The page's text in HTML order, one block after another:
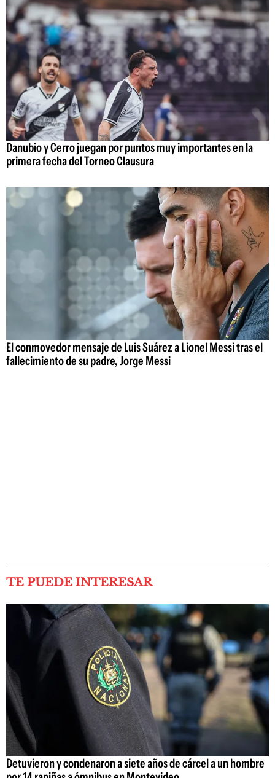
Danubio y Cerro juegan por puntos muy importantes en la
primera fecha del Torneo Clausura
El conmovedor mensaje de Luis Suárez a Lionel Messi tras el
fallecimiento de su padre, Jorge Messi
TE PUEDE INTERESAR
Detuvieron y condenaron a siete años de cárcel a un hombre